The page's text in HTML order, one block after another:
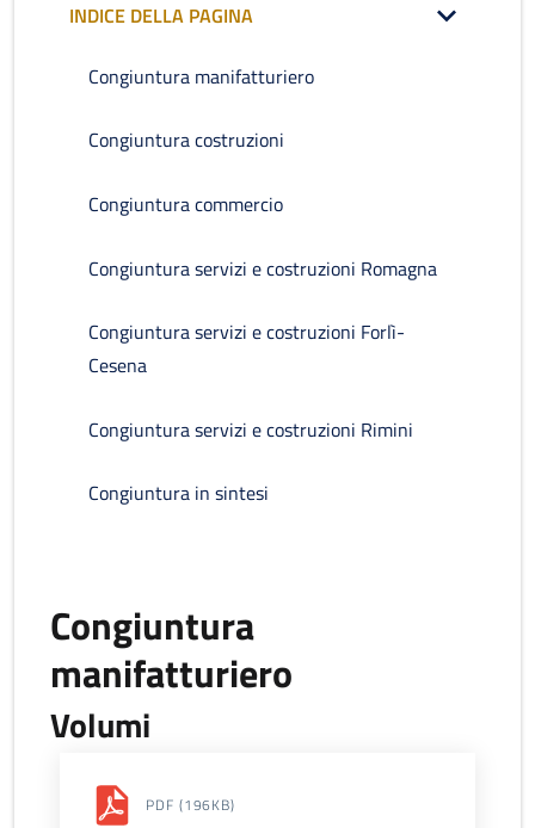
INDICE DELLA PAGINA
Congiuntura manifatturiero
Congiuntura costruzioni
Congiuntura commercio
Congiuntura servizi e costruzioni Romagna
Congiuntura servizi e costruzioni Forlì-
Cesena
Congiuntura servizi e costruzioni Rimini
Congiuntura in sintesi
Congiuntura
manifatturiero
Volumi
PDF (196KB)